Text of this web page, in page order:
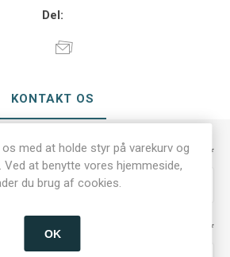
Del:
KONTAKT OS
*
*
med at holde styr på varekurv og
Ved at benytte vores hjemmeside,
du brug af cookies.
OK